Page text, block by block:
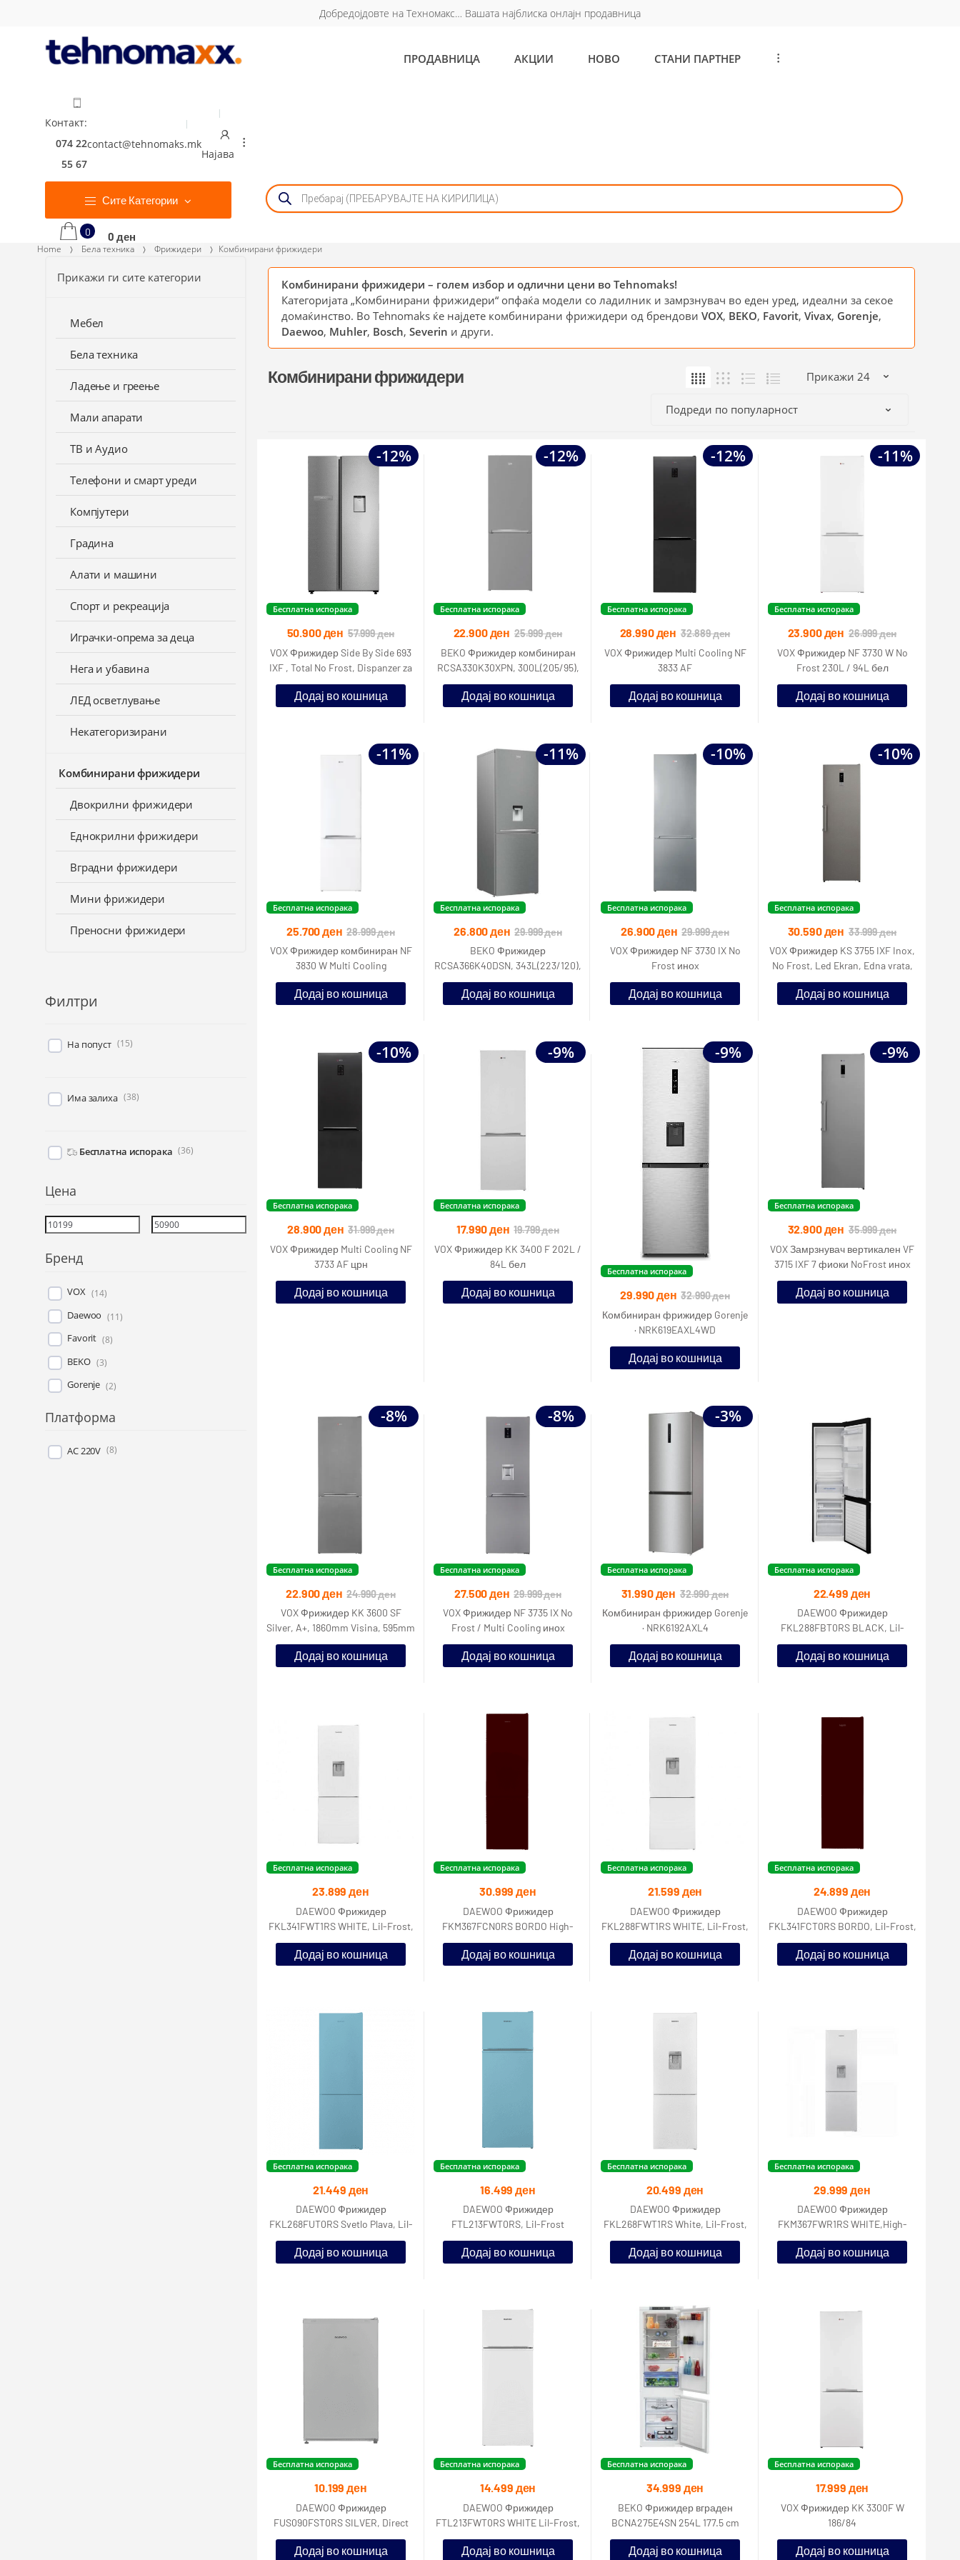
navigation
Добредојдовте на Техномакс… Вашата најблиска онлајн продавница
ПРОДАВНИЦА АКЦИИ НОВО СТАНИ ПАРТНЕР ...
Контакт:
074 22
55 67
contact@tehnomaks.mk
Најава
...
Сите Категории
Products
search
0 0 ден
Home Бела техника Фрижидери Комбинирани фрижидери
Комбинирани фрижидери – голем избор и одлични цени во Tehnomaks!
Категоријата „Комбинирани фрижидери“ опфаќа модели со ладилник и замрзнувач во еден уред, идеални за секое
домаќинство. Во Tehnomaks ќе најдете комбинирани фрижидери од брендови VOX, BEKO, Favorit, Vivax, Gorenje,
Daewoo, Muhler, Bosch, Severin и други.
Комбинирани фрижидери
-12%
Бесплатна испорака
50.900ден 57.999ден
VOX Фрижидер Side By Side 693
IXF , Total No Frost, Dispanzer za
voda, Odrzuvac
Додај во кошница
-12%
Бесплатна испорака
22.900ден 25.999ден
BEKO Фрижидер комбиниран
RCSA330K30XPN, 300L(205/95),
F, 185.1 cm
Додај во кошница
-12%
Бесплатна испорака
28.990ден 32.889ден
VOX Фрижидер Multi Cooling NF
3833 AF
Додај во кошница
-11%
Бесплатна испорака
23.900ден 26.999ден
VOX Фрижидер NF 3730 W No
Frost 230L / 94L бел
Додај во кошница
-11%
Бесплатна испорака
25.700 ден 28.999ден
VOX Фрижидер комбиниран NF
3830 W Multi Cooling
Додај во кошница
-11%
Бесплатна испорака
26.800 ден 29.999ден
BEKO Фрижидер
RCSA366K40DSN, 343L(223/120),
E, 185.2 cm комбиниран
Додај во кошница
-10%
Бесплатна испорака
26.900 ден 29.999ден
VOX Фрижидер NF 3730 IX No
Frost иноx
Додај во кошница
-10%
Бесплатна испорака
30.590 ден 33.999ден
VOX Фрижидер KS 3755 IXF Inox,
No Frost, Led Ekran, Edna vrata,
390L, Antibakter
Додај во кошница
-10%
Бесплатна испорака
28.900ден 31.999ден
VOX Фрижидер Multi Cooling NF
3733 AF црн
Додај во кошница
-9%
Бесплатна испорака
17.990ден 19.799ден
VOX Фрижидер KK 3400 F 202L /
84L бел
Додај во кошница
-9%
Бесплатна испорака
29.990ден 32.990ден
Комбиниран фрижидер Gorenje
· NRK619EAXL4WD
Додај во кошница
-9%
Бесплатна испорака
32.900ден 35.999ден
VOX Замрзнувач вертикален VF
3715 IXF 7 фиоки NoFrost иноx
Додај во кошница
-8%
Бесплатна испорака
22.900 ден 24.990ден
VOX Фрижидер KK 3600 SF
Silver, A+, 1860mm Visina, 595mm
Sirina 230L Фрижидер, 1
Додај во кошница
-8%
Бесплатна испорака
27.500 ден 29.999ден
VOX Фрижидер NF 3735 IX No
Frost / Multi Cooling иноx
Додај во кошница
-3%
Бесплатна испорака
31.990 ден 32.990ден
Комбиниран фрижидер Gorenje
· NRK6192AXL4
Додај во кошница
Бесплатна испорака
22.499 ден
DAEWOO Фрижидер
FKL288FBT0RS BLACK, Lil-
Frost, F енергетска класа
Додај во кошница
Бесплатна испорака
23.899ден
DAEWOO Фрижидер
FKL341FWT1RS WHITE, Lil-Frost,
F енергетска класа
Додај во кошница
Бесплатна испорака
30.999ден
DAEWOO Фрижидер
FKM367FCN0RS BORDO High-
Tech No Frost, F енергетска
класа
Додај во кошница
Бесплатна испорака
21.599 ден
DAEWOO Фрижидер
FKL288FWT1RS WHITE, Lil-Frost,
F енергетска класа, Нето
волумен
Додај во кошница
Бесплатна испорака
24.899 ден
DAEWOO Фрижидер
FKL341FCT0RS BORDO, Lil-Frost,
F енергетска класа, Нето
волумен
Додај во кошница
Бесплатна испорака
21.449 ден
DAEWOO Фрижидер
FKL268FUT0RS Svetlo Plava, Lil-
Frost, F енергетска класа, Нето
в
Додај во кошница
Бесплатна испорака
16.499 ден
DAEWOO Фрижидер
FTL213FWT0RS, Lil-Frost
Додај во кошница
Бесплатна испорака
20.499 ден
DAEWOO Фрижидер
FKL268FWT1RS White, Lil-Frost,
F енергетска класа, Нето
волумен
Додај во кошница
Бесплатна испорака
29.999 ден
DAEWOO Фрижидер
FKM367FWR1RS WHITE,High-
Tech No Frost,F енергетска
класа
Додај во кошница
Бесплатна испорака
10.199ден
DAEWOO Фрижидер
FUS090FST0RS SILVER, Direct
Cooling, F енергетска
класа,Нето вол
Додај во кошница
Бесплатна испорака
14.499 ден
DAEWOO Фрижидер
FTL213FWT0RS WHITE Lil-Frost,
F енергетска класа, Нето
волумен 2
Додај во кошница
Бесплатна испорака
34.999 ден
BEKO Фрижидер вграден
BCNA275E4SN 254L 177.5 cm
Додај во кошница
Бесплатна испорака
17.999 ден
VOX Фрижидер KK 3300F W
186/84
Додај во кошница
Прикажи ги сите категории
Мебел
Бела техника
Ладење и греење
Мали апарати
ТВ и Аудио
Телефони и смарт уреди
Компјутери
Градина
Алати и машини
Спорт и рекреација
Играчки-опрема за деца
Нега и убавина
ЛЕД осветлување
Некатегоризирани
Комбинирани фрижидери
Двокрилни фрижидери
Еднокрилни фрижидери
Вградни фрижидери
Мини фрижидери
Преносни фрижидери
Филтри
На попуст (15)
Има залиха (38)
Бесплатна испорака (36)
Цена
Бренд
VOX (14)
Daewoo (11)
Favorit (8)
BEKO (3)
Gorenje (2)
Платформа
AC 220V (8)